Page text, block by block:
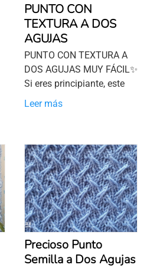
PUNTO CON
TEXTURA A DOS
AGUJAS
PUNTO CON TEXTURA A
DOS AGUJAS MUY FÁCIL✨
Si eres principiante, este
Leer más
Precioso Punto
Semilla a Dos Agujas